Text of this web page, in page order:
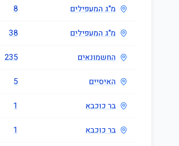
מ"ג המעפילים 8
מ"ג המעפילים 38
החשמונאים 235
האיסיים 5
בר כוכבא 1
בר כוכבא 1